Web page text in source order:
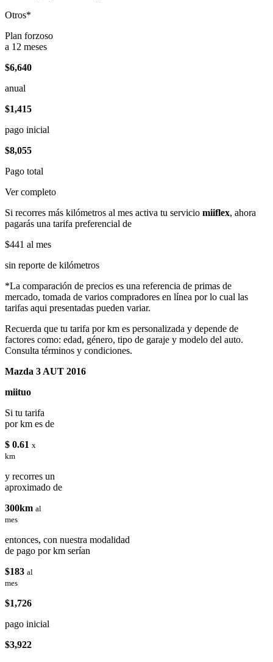
Otros*
Plan forzoso
a 12 meses
$6,640
anual
$1,415
pago inicial
$8,055
Pago total
Ver completo
Si recorres más kilómetros al mes activa tu servicio miiflex, ahora
pagarás una tarifa preferencial de
$441 al mes
sin reporte de kilómetros
*La comparación de precios es una referencia de primas de
mercado, tomada de varios compradores en línea por lo cual las
tarifas aqui presentadas pueden variar.
Recuerda que tu tarifa por km es personalizada y depende de
factores como: edad, género, tipo de garaje y modelo del auto.
Consulta términos y condiciones.
Mazda 3 AUT 2016
miituo
Si tu tarifa
por km es de
$ 0.61 x
km
y recorres un
aproximado de
300km al
mes
entonces, con nuestra modalidad
de pago por km serían
$183 al
mes
$1,726
pago inicial
$3,922